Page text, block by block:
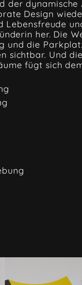
der
Design
her. Die
und die
sichtbar. Und
fügt sich